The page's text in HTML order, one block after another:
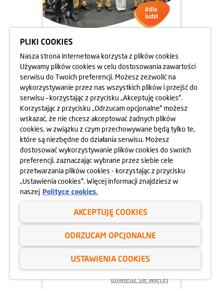
05.06.2025
DBAMY O FORMĘ STRAŻAKÓW
dowiedz się więcej
02.06.2025
ODYSEJA UMYSŁU 2025
dowiedz się więcej
PLIKI COOKIES
Nasza strona internetowa korzysta z plików cookies
Używamy plików cookies w celu dostosowania zawartości
serwisu do Twoich preferencji. Możesz zezwolić na
wykorzystywanie przez nas wszystkich plików i przejść do
serwisu – korzystając z przycisku „Akceptuję cookies”.
Korzystając z przycisku „Odrzucam opcjonalne” możesz
wskazać, że nie chcesz akceptować żadnych plików
cookies, w związku z czym przechowywane będą tylko te,
które są niezbędne do działania serwisu. Możesz
dostosować wykorzystywanie plików cookies do swoich
preferencji, zaznaczając wybrane przez siebie cele
przetwarzania plików cookies - korzystając z przycisku
„Ustawienia cookies”. Więcej informacji znajdziesz w
naszej Polityce cookies.
AKCEPTUJĘ COOKIES
ODRZUCAM OPCJONALNE
USTAWIENIA COOKIES